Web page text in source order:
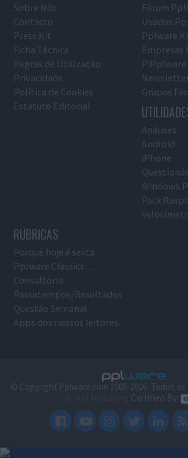
Sobre Nós
Contacto
Press Kit
Ficha Técnica
Regras de Utilização
Privacidade
Política de Cookies
Estatuto Editorial
Fórum
Usados
Pplware
Empresas
PiPplware
Grupos
Análises
Android
iPhone
Windows
Pack
RUBRICAS
Porque hoje é sexta
Pplware Classics…
Consultório
Passatempos/Resultados
Questão Semanal
Apps dos nossos leitores
© Copyright Pplware.com 2005-2026. Todos
Certified By: